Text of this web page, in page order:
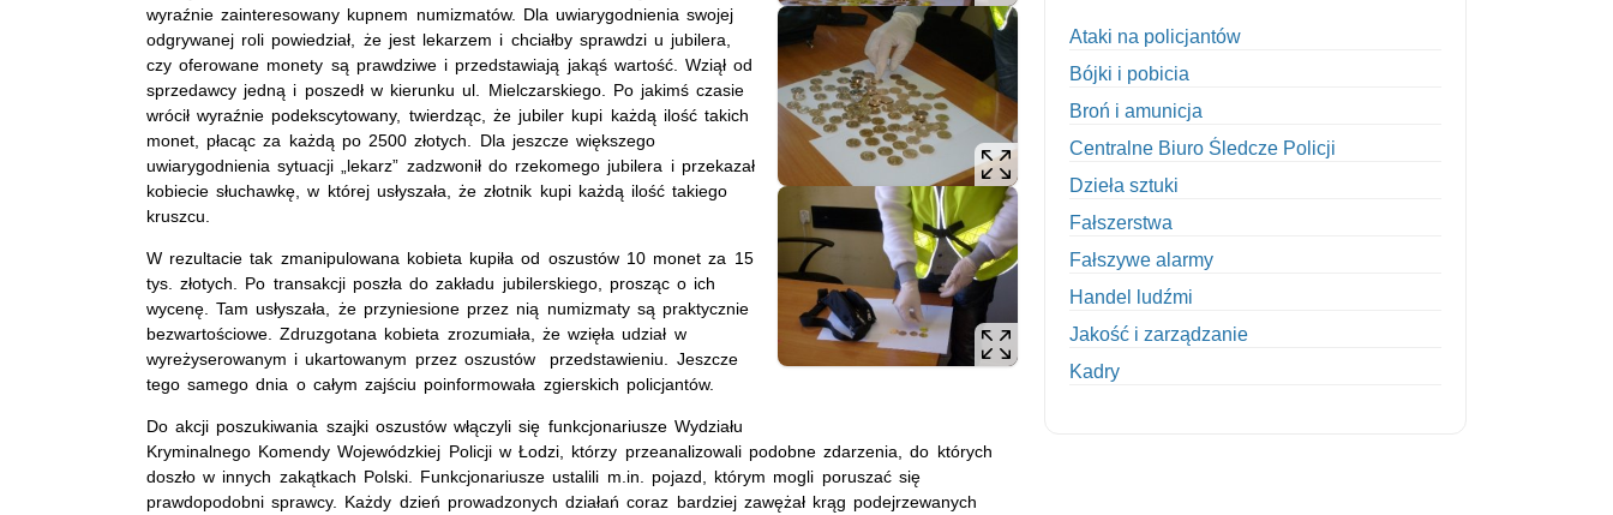
wyraźnie zainteresowany kupnem numizmatów. Dla uwiarygodnienia swojej
odgrywanej roli powiedział, że jest lekarzem i chciałby sprawdzi u jubilera,
czy oferowane monety są prawdziwe i przedstawiają jakąś wartość. Wziął od
sprzedawcy jedną i poszedł w kierunku ul. Mielczarskiego. Po jakimś czasie
wrócił wyraźnie podekscytowany, twierdząc, że jubiler kupi każdą ilość takich
monet, płacąc za każdą po 2500 złotych. Dla jeszcze większego
uwiarygodnienia sytuacji „lekarz” zadzwonił do rzekomego jubilera i przekazał
kobiecie słuchawkę, w której usłyszała, że złotnik kupi każdą ilość takiego
kruszcu.
W rezultacie tak zmanipulowana kobieta kupiła od oszustów 10 monet za 15
tys. złotych. Po transakcji poszła do zakładu jubilerskiego, prosząc o ich
wycenę. Tam usłyszała, że przyniesione przez nią numizmaty są praktycznie
bezwartościowe. Zdruzgotana kobieta zrozumiała, że wzięła udział w
wyreżyserowanym i ukartowanym przez oszustów przedstawieniu. Jeszcze
tego samego dnia o całym zajściu poinformowała zgierskich policjantów.
Do akcji poszukiwania szajki oszustów włączyli się funkcjonariusze Wydziału
Kryminalnego Komendy Wojewódzkiej Policji w Łodzi, którzy przeanalizowali podobne zdarzenia, do których
doszło w innych zakątkach Polski. Funkcjonariusze ustalili m.in. pojazd, którym mogli poruszać się
prawdopodobni sprawcy. Każdy dzień prowadzonych działań coraz bardziej zawężał krąg podejrzewanych
Ataki na policjantów
Bójki i pobicia
Broń i amunicja
Centralne Biuro Śledcze Policji
Dzieła sztuki
Fałszerstwa
Fałszywe alarmy
Handel ludźmi
Jakość i zarządzanie
Kadry